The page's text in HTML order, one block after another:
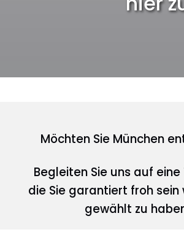
Möchten Sie München
Begleiten Sie uns auf eine
die Sie garantiert froh sein
gewählt zu